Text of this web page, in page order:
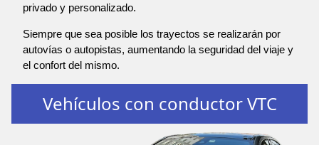
privado y personalizado.
Siempre que sea posible los trayectos se realizarán por
autovías o autopistas, aumentando la seguridad del viaje y
el confort del mismo.
Vehículos con conductor VTC